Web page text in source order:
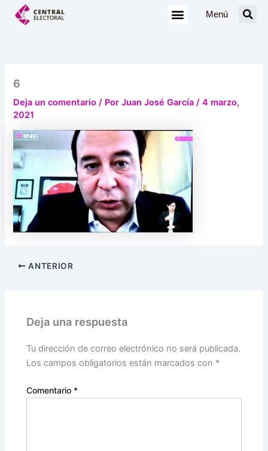
Menú
6
Deja un comentario / PorJuan José García/4 marzo,
2021
ANTERIOR
Deja una respuesta
Tu dirección de correo electrónico no será publicada.
Los campos obligatorios están marcados con *
Comentario *